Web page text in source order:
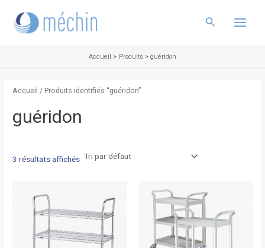
contenu
Rechercher
Menu
Accueil Produits guéridon
Accueil / Produits identifiés “guéridon”
guéridon
3 résultats affichés